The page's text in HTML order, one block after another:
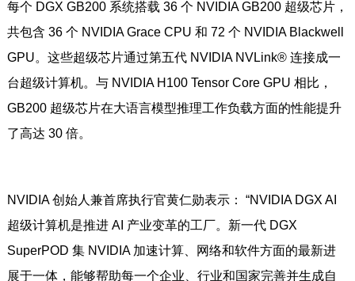
每个 DGX GB200 系统搭载 36 个 NVIDIA GB200 超级芯片，
共包含 36 个 NVIDIA Grace CPU 和 72 个 NVIDIA Blackwell
GPU。这些超级芯片通过第五代 NVIDIA NVLink® 连接成一
台超级计算机。与 NVIDIA H100 Tensor Core GPU 相比，
GB200 超级芯片在大语言模型推理工作负载方面的性能提升
了高达 30 倍。
NVIDIA 创始人兼首席执行官黄仁勋表示： “NVIDIA DGX AI
超级计算机是推进 AI 产业变革的工厂。新一代 DGX
SuperPOD 集 NVIDIA 加速计算、网络和软件方面的最新进
展于一体，能够帮助每一个企业、行业和国家完善并生成自